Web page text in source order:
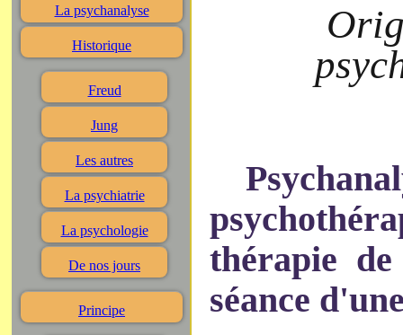
La psychanalyse
Historique
Freud
Jung
Les autres
La psychiatrie
La psychologie
De nos jours
Principe
thérapie
séance